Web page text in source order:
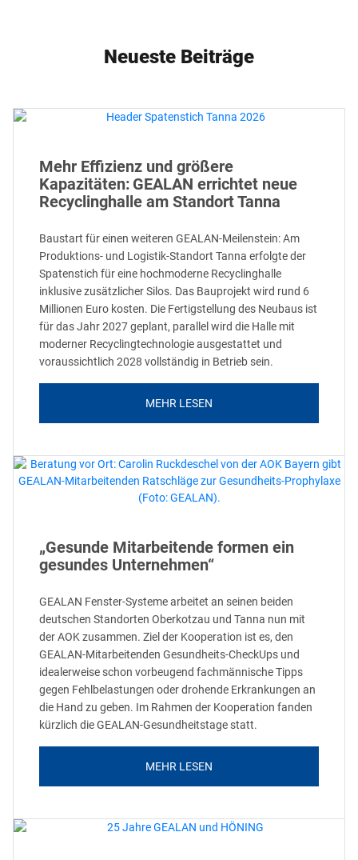
Neueste Beiträge
Mehr Effizienz und größere
Kapazitäten: GEALAN errichtet neue
Recyclinghalle am Standort Tanna
Baustart für einen weiteren GEALAN-Meilenstein: Am
Produktions- und Logistik-Standort Tanna erfolgte der
Spatenstich für eine hochmoderne Recyclinghalle
inklusive zusätzlicher Silos. Das Bauprojekt wird rund 6
Millionen Euro kosten. Die Fertigstellung des Neubaus ist
für das Jahr 2027 geplant, parallel wird die Halle mit
moderner Recyclingtechnologie ausgestattet und
voraussichtlich 2028 vollständig in Betrieb sein.
MEHR LESEN
„Gesunde Mitarbeitende formen ein
gesundes Unternehmen“
GEALAN Fenster-Systeme arbeitet an seinen beiden
deutschen Standorten Oberkotzau und Tanna nun mit
der AOK zusammen. Ziel der Kooperation ist es, den
GEALAN-Mitarbeitenden Gesundheits-CheckUps und
idealerweise schon vorbeugend fachmännische Tipps
gegen Fehlbelastungen oder drohende Erkrankungen an
die Hand zu geben. Im Rahmen der Kooperation fanden
kürzlich die GEALAN-Gesundheitstage statt.
MEHR LESEN